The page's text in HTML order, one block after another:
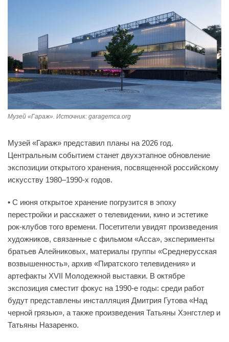
Музей «Гараж». Источник: garagemca.org
Музей «Гараж» представил планы на 2026 год.
Центральным событием станет двухэтапное обновление
экспозиции открытого хранения, посвященной российскому
искусству 1980–1990-х годов.
• С июня открытое хранение погрузится в эпоху
перестройки и расскажет о телевидении, кино и эстетике
рок-клубов того времени. Посетители увидят произведения
художников, связанные с фильмом «Асса», эксперименты
братьев Алейниковых, материалы группы «Среднерусская
возвышенность», архив «Пиратского телевидения» и
артефакты XVII Молодежной выставки. В октябре
экспозиция сместит фокус на 1990-е годы: среди работ
будут представлены инсталляция Дмитрия Гутова «Над
черной грязью», а также произведения Татьяны Хэнгстлер и
Татьяны Назаренко.